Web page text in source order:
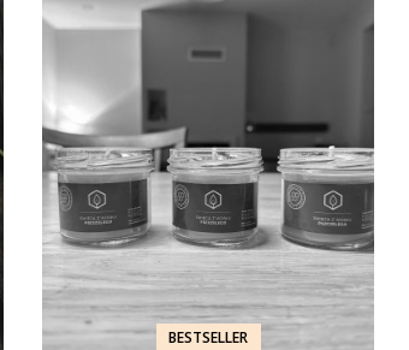
BESTSELLER